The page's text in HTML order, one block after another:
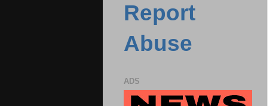
Report
Abuse
ADS